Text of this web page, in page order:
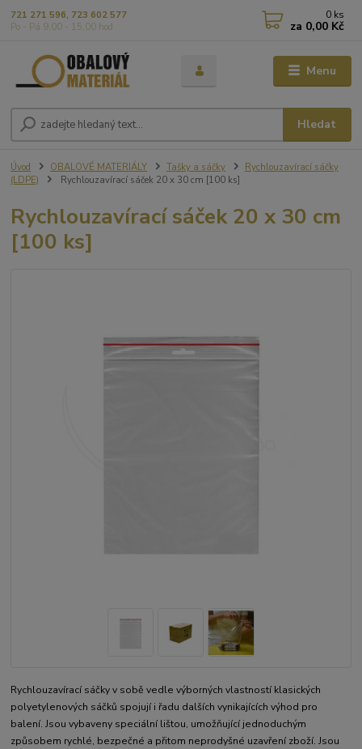
Menu
Hledat
721 271 596, 723 602 577
Po - Pá 9,00 - 15,00 hod
0 ks
za 0,00 Kč
Úvod OBALOVÉ MATERIÁLY Tašky a sáčky
Rychlouzavírací sáčky
(LDPE)
Rychlouzavírací sáček 20 x 30 cm [100 ks]
Rychlouzavírací sáček 20 x 30 cm
[100 ks]
Rychlouzavírací sáčky v sobě vedle výborných vlastností klasických
polyetylenových sáčků spojují i řadu dalších vynikajících výhod pro
balení. Jsou vybaveny speciální lištou, umožňující jednoduchým
způsobem rychlé, bezpečné a přitom neprodyšné uzavření zboží. Jsou